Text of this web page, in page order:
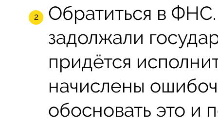
Обратиться в
задолжали
придётся
начислены
обосновать это и